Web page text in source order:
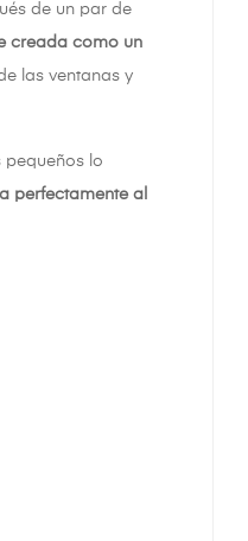
de un par de
creada como un
las ventanas y
pequeños lo
perfectamente al